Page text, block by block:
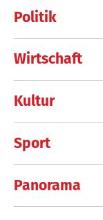
Politik
Wirtschaft
Kultur
Sport
Panorama